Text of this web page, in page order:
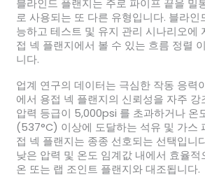
블라인드 플랜지는 주로 파이프 끝을 밀
로 사용되는 또 다른 유형입니다. 블라인
능하고 테스트 및 유지 관리 시나리오에
접 넥 플랜지에서 볼 수 있는 흐름 정렬
니다.
업계 연구의 데이터는 극심한 작동 응력
에서 용접 넥 플랜지의 신뢰성을 자주 강
압력 등급이 5,000psi 를 초과하거나 온
(537°C) 이상에 도달하는 석유 및 가스
접 넥 플랜지는 종종 선호되는 선택입니
낮은 압력 및 온도 임계값 내에서 효율적
온 또는 랩 조인트 플랜지와 대조됩니다.